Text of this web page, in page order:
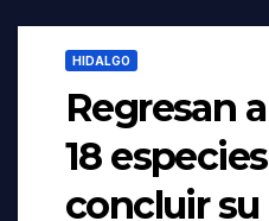
HIDALGO
Regresan
18
concluir